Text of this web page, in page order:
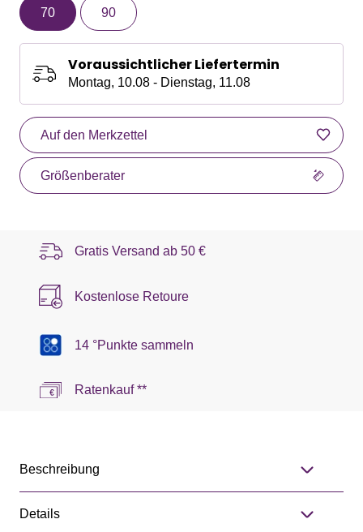
70 90
Voraussichtlicher Liefertermin
Montag, 10.08 - Dienstag, 11.08
Auf den Merkzettel
Größenberater
Gratis Versand ab 50 €
Kostenlose Retoure
14 °Punkte sammeln
Ratenkauf **
Beschreibung
Details